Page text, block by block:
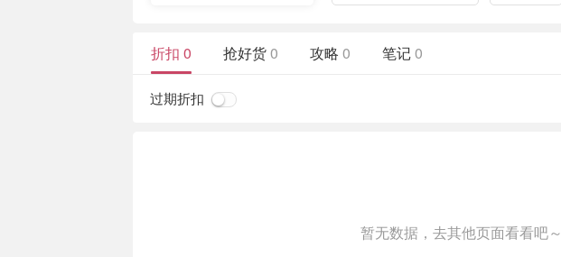
折扣 0 抢好货0 攻略 0 笔记0
过期折扣
暂无数据，去其他页面看看吧～